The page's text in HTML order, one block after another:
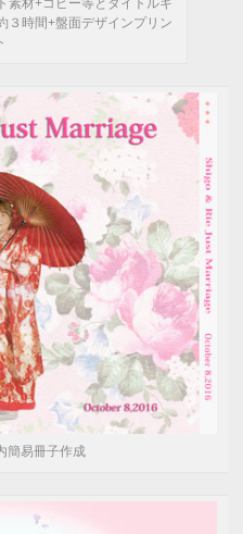
３時間+盤面デザインプリン
簡易冊子作成